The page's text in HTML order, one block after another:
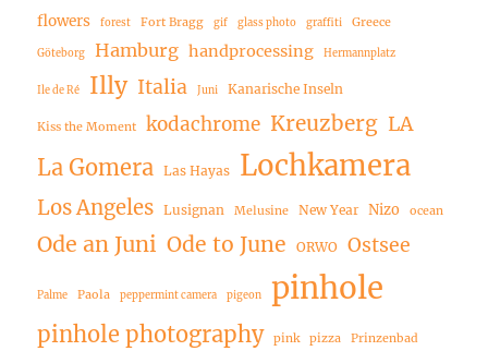
flowers forest Fort Bragg gif glass photo graffiti Greece
Göteborg Hamburg handprocessing Hermannplatz
Ile de Ré Illy Italia Juni Kanarische Inseln
Kiss the Moment kodachrome Kreuzberg LA
La Gomera Las Hayas Lochkamera
Los Angeles Lusignan Melusine New Year Nizo ocean
Ode an Juni Ode to June ORWO Ostsee
Palme Paola peppermint camera pigeon pinhole
pinhole photography pink pizza Prinzenbad